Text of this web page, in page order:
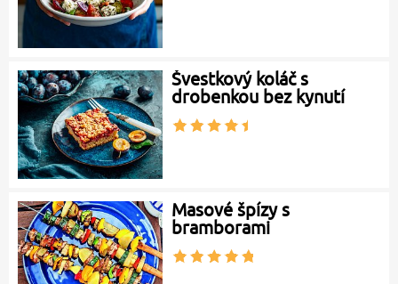
Švestkový koláč s
drobenkou bez kynutí
Masové špízy s
bramborami